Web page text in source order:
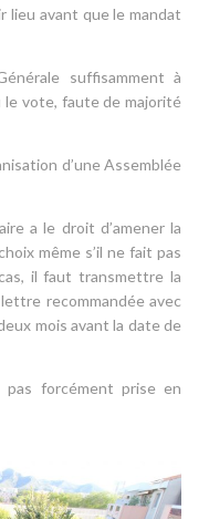
lieu avant que le mandat
suffisamment à
le vote, faute de majorité
d’une Assemblée
a le droit d’amener la
même s’il ne fait pas
il faut transmettre la
recommandée avec
mois avant la date de
forcément prise en